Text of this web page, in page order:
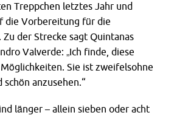
Treppchen letztes Jahr und
die Vorbereitung für die
Zu der Strecke sagt Quintanas
Valverde: „Ich finde, diese
Sie ist zweifelsohne
anzusehen.“
länger – allein sieben oder acht